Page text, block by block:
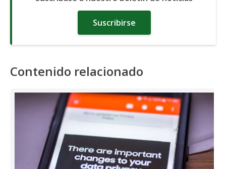
Suscribirse
Contenido relacionado